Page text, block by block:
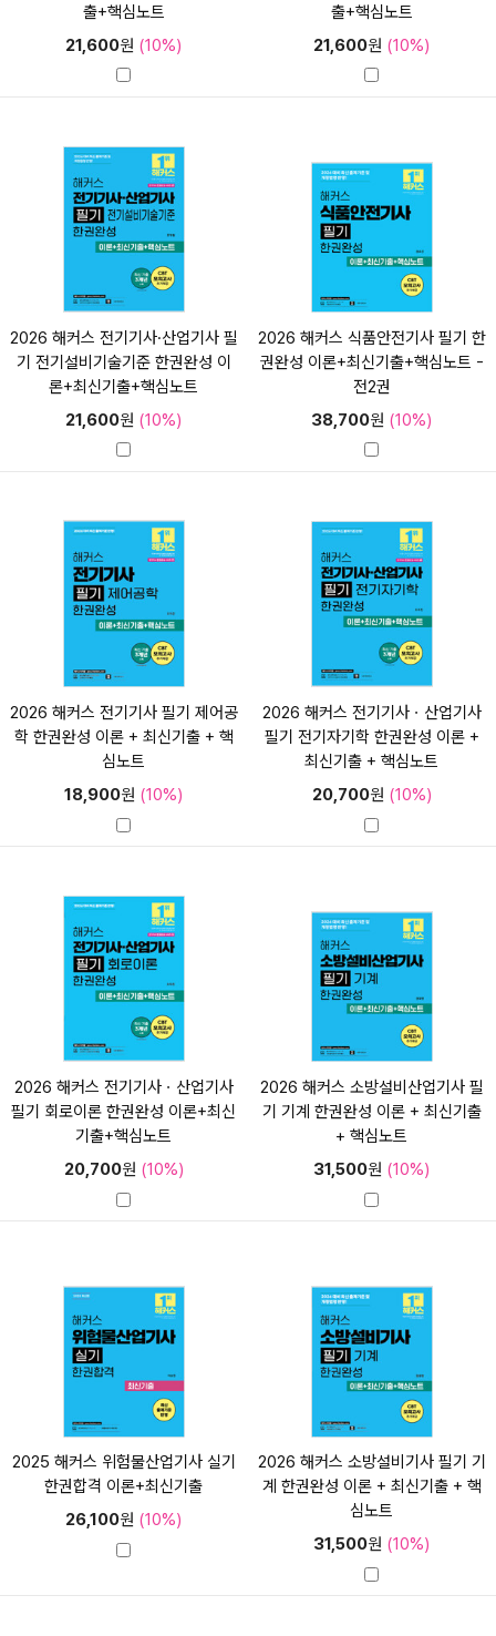
출+핵심노트
21,600원 (10%)
출+핵심노트
21,600원 (10%)
2026 해커스 전기기사·산업기사 필
기 전기설비기술기준 한권완성 이
론+최신기출+핵심노트
21,600원 (10%)
2026 해커스 식품안전기사 필기 한
권완성 이론+최신기출+핵심노트 -
전2권
38,700원 (10%)
2026 해커스 전기기사 필기 제어공
학 한권완성 이론 + 최신기출 + 핵
심노트
18,900원 (10%)
2026 해커스 전기기사ㆍ산업기사
필기 전기자기학 한권완성 이론 +
최신기출 + 핵심노트
20,700원 (10%)
2026 해커스 전기기사ㆍ산업기사
필기 회로이론 한권완성 이론+최신
기출+핵심노트
20,700원 (10%)
2026 해커스 소방설비산업기사 필
기 기계 한권완성 이론 + 최신기출
+ 핵심노트
31,500원 (10%)
2025 해커스 위험물산업기사 실기
한권합격 이론+최신기출
26,100원 (10%)
2026 해커스 소방설비기사 필기 기
계 한권완성 이론 + 최신기출 + 핵
심노트
31,500원 (10%)